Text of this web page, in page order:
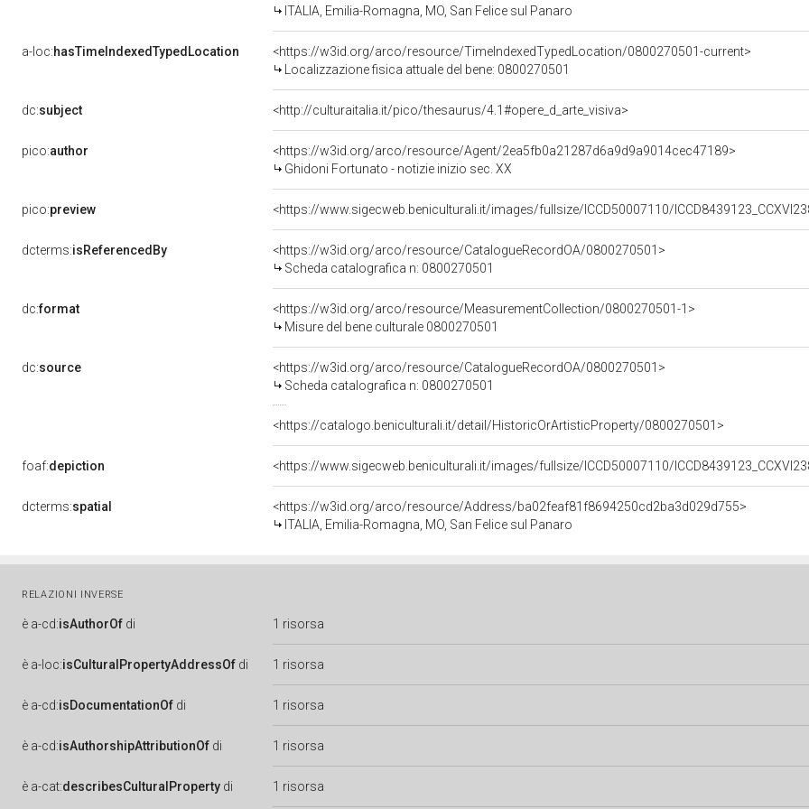
ITALIA, Emilia-Romagna, MO, San Felice sul Panaro
a-loc:hasTimeIndexedTypedLocation
<https://w3id.org/arco/resource/TimeIndexedTypedLocation/0800270501-current>
Localizzazione fisica attuale del bene: 0800270501
dc:subject <http://culturaitalia.it/pico/thesaurus/4.1#opere_d_arte_visiva>
pico:author
<https://w3id.org/arco/resource/Agent/2ea5fb0a21287d6a9d9a9014cec47189>
Ghidoni Fortunato - notizie inizio sec. XX
pico:preview <https://www.sigecweb.beniculturali.it/images/fullsize/ICCD50007110/
dcterms:isReferencedBy
<https://w3id.org/arco/resource/CatalogueRecordOA/0800270501>
Scheda catalografica n: 0800270501
dc:format
<https://w3id.org/arco/resource/MeasurementCollection/0800270501-1>
Misure del bene culturale 0800270501
dc:source
<https://w3id.org/arco/resource/CatalogueRecordOA/0800270501>
Scheda catalografica n: 0800270501
<https://catalogo.beniculturali.it/detail/HistoricOrArtisticProperty/0800270501>
foaf:depiction <https://www.sigecweb.beniculturali.it/images/fullsize/ICCD50007110/
dcterms:spatial
<https://w3id.org/arco/resource/Address/ba02feaf81f8694250cd2ba3d029d755>
ITALIA, Emilia-Romagna, MO, San Felice sul Panaro
RELAZIONI INVERSE
è a-cd:isAuthorOf di 1 risorsa
è a-loc:isCulturalPropertyAddressOf di 1 risorsa
è a-cd:isDocumentationOf di 1 risorsa
è a-cd:isAuthorshipAttributionOf di 1 risorsa
è a-cat:describesCulturalProperty di 1 risorsa